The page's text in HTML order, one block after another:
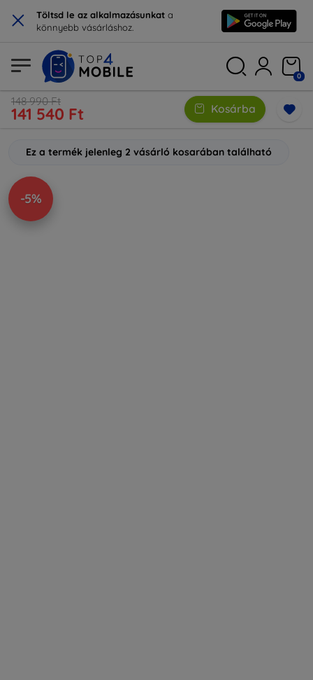
× Töltsd le az alkalmazásunkat a
könnyebb vásárláshoz.
0
148 990 Ft
141 540 Ft Kosárba
Ez a termék jelenleg 2 vásárló kosarában található
-5%